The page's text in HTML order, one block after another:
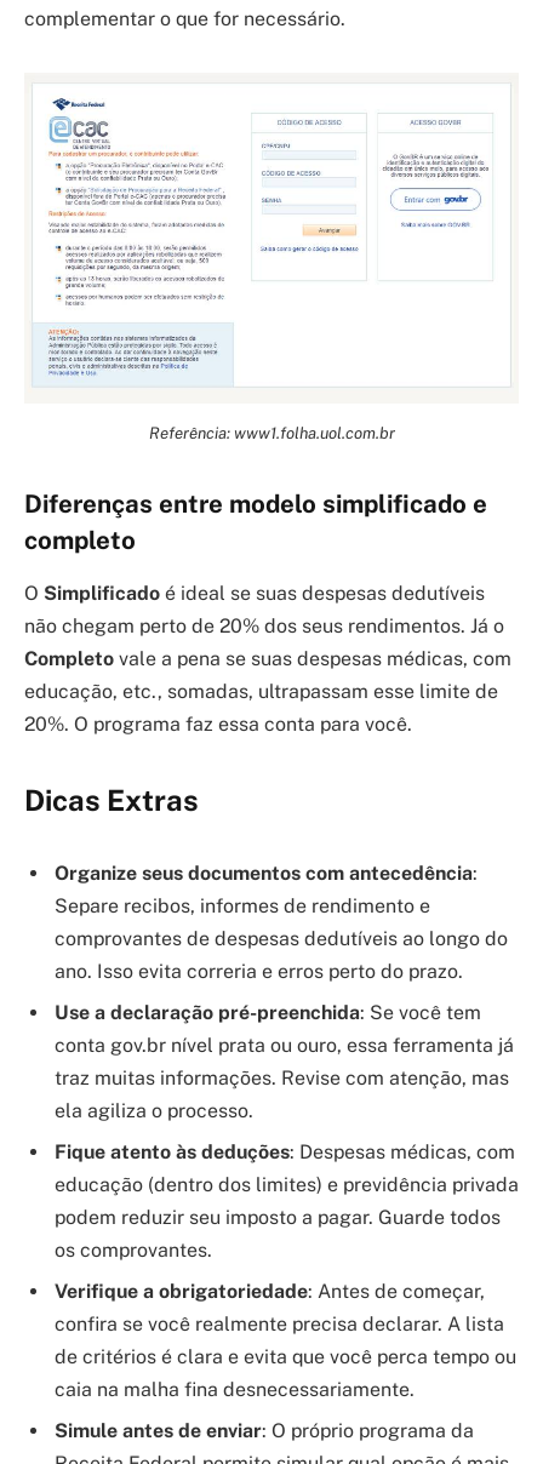
complementar o que for necessário.
Referência: www1.folha.uol.com.br
Diferenças entre modelo simplificado e
completo
O Simplificado é ideal se suas despesas dedutíveis
não chegam perto de 20% dos seus rendimentos. Já o
Completo vale a pena se suas despesas médicas, com
educação, etc., somadas, ultrapassam esse limite de
20%. O programa faz essa conta para você.
Dicas Extras
Organize seus documentos com antecedência:
Separe recibos, informes de rendimento e
comprovantes de despesas dedutíveis ao longo do
ano. Isso evita correria e erros perto do prazo.
Use a declaração pré-preenchida: Se você tem
conta gov.br nível prata ou ouro, essa ferramenta já
traz muitas informações. Revise com atenção, mas
ela agiliza o processo.
Fique atento às deduções: Despesas médicas, com
educação (dentro dos limites) e previdência privada
podem reduzir seu imposto a pagar. Guarde todos
os comprovantes.
Verifique a obrigatoriedade: Antes de começar,
confira se você realmente precisa declarar. A lista
de critérios é clara e evita que você perca tempo ou
caia na malha fina desnecessariamente.
Simule antes de enviar: O próprio programa da